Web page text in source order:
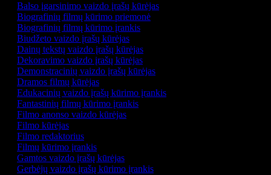
Balso įgarsinimo vaizdo įrašų kūrėjas
Biografinių filmų kūrimo priemonė
Biografinių filmų kūrimo įrankis
Biudžeto vaizdo įrašų kūrėjas
Dainų tekstų vaizdo įrašų kūrėjas
Dekoravimo vaizdo įrašų kūrėjas
Demonstracinių vaizdo įrašų kūrėjas
Dramos filmų kūrėjas
Edukacinių vaizdo įrašų kūrimo įrankis
Fantastinių filmų kūrimo įrankis
Filmo anonso vaizdo kūrėjas
Filmo kūrėjas
Filmo redaktorius
Filmų kūrimo įrankis
Gamtos vaizdo įrašų kūrėjas
Gerbėjų vaizdo įrašų kūrimo įrankis